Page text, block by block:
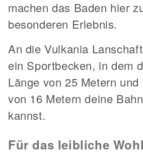
machen das Baden hier
besonderen Erlebnis.
An die Vulkania
ein Sportbecken, in dem
Länge von 25 Metern
von 16 Metern deine
kannst.
Für das leibliche Wohl